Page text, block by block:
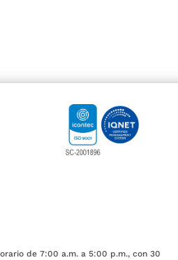
de 7:00 a.m. a 5:00 p.m., con 30